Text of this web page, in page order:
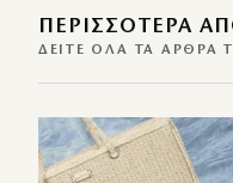
ΠΕΡΙΣΣΌΤΕΡΑ
ΔΕΊΤΕ ΌΛΑ ΤΑ ΆΡΘΡΑ